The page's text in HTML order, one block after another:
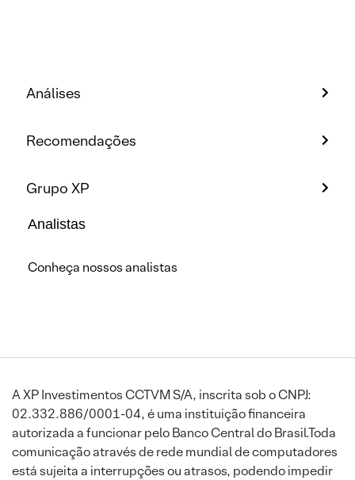
Análises
Recomendações
Grupo XP
Analistas
Conheça nossos analistas
A XP Investimentos CCTVM S/A, inscrita sob o CNPJ:
02.332.886/0001-04, é uma instituição financeira
autorizada a funcionar pelo Banco Central do Brasil.Toda
comunicação através de rede mundial de computadores
está sujeita a interrupções ou atrasos, podendo impedir